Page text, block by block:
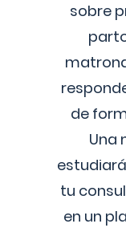
sobre
de
Una
tu
en un